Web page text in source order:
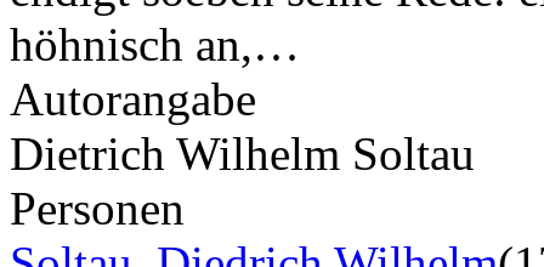
höhnisch an,…
Autorangabe
Dietrich Wilhelm Soltau
Personen